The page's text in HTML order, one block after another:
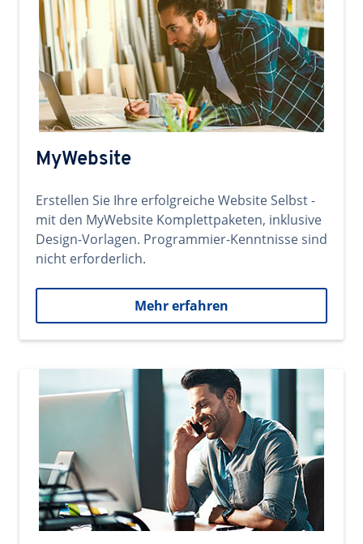
MyWebsite
Erstellen Sie Ihre erfolgreiche Website Selbst -
mit den MyWebsite Komplettpaketen, inklusive
Design-Vorlagen. Programmier-Kenntnisse sind
nicht erforderlich.
Mehr erfahren